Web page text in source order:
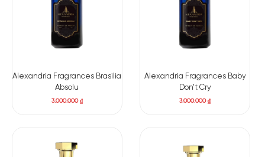
Alexandria Fragrances Brasilia
Absolu
3.000.000₫
Alexandria Fragrances Baby
Don’t Cry
3.000.000₫